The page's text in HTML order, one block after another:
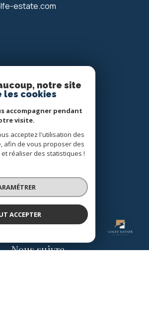
GOLFE ESTATE
estate.com
Votre espace
propriétaire
SE CONNECTER
Nous suivre
notre site
les cookies
accompagner pendant
visite.
acceptez l'utilisation des
afin de vous proposer des
réaliser des statistiques !
ACCEPTER